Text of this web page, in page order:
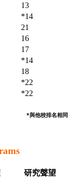
13
*14
21
16
17
*14
18
*22
*22
*與他校排名相同
研究聲望